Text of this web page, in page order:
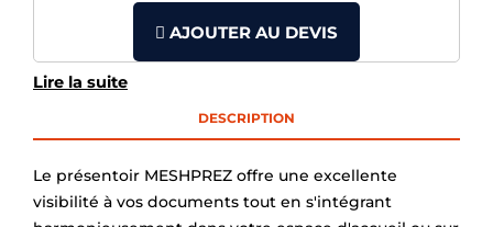
Lire la suite
AJOUTER AU DEVIS
DESCRIPTION
Le présentoir MESHPREZ offre une excellente
visibilité à vos documents tout en s'intégrant